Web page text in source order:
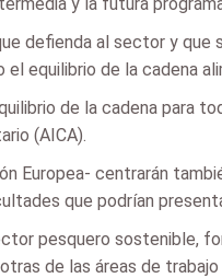
defienda al sector y
equilibrio de la cadena
de la cadena para
(AICA).
centrarán
que podrían
pesquero sostenible,
de las áreas de